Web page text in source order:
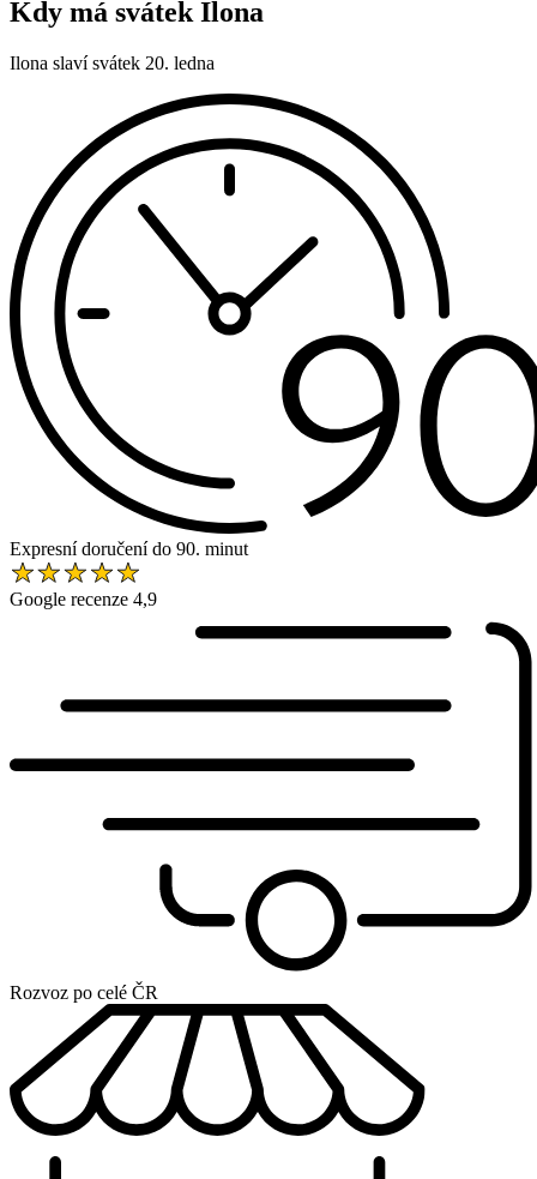
Kdy má svátek Ilona
Ilona slaví svátek 20. ledna
Expresní doručení do 90. minut
Google recenze 4,9
Rozvoz po celé ČR